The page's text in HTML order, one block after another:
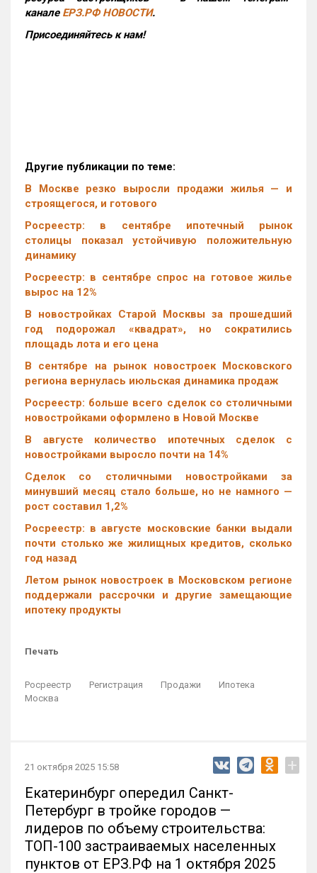
канале ЕРЗ.РФ НОВОСТИ.
Присоединяйтесь к нам!
Другие публикации по теме:
В Москве резко выросли продажи жилья — и
строящегося, и готового
Росреестр: в сентябре ипотечный рынок
столицы показал устойчивую положительную
динамику
Росреестр: в сентябре спрос на готовое жилье
вырос на 12%
В новостройках Старой Москвы за прошедший
год подорожал «квадрат», но сократились
площадь лота и его цена
В сентябре на рынок новостроек Московского
региона вернулась июльская динамика продаж
Росреестр: больше всего сделок со столичными
новостройками оформлено в Новой Москве
В августе количество ипотечных сделок с
новостройками выросло почти на 14%
Cделок со столичными новостройками за
минувший месяц стало больше, но не намного —
рост составил 1,2%
Росреестр: в августе московские банки выдали
почти столько же жилищных кредитов, сколько
год назад
Летом рынок новостроек в Московском регионе
поддержали рассрочки и другие замещающие
ипотеку продукты
Печать
Росреестр Регистрация Продажи
Ипотека
Москва
21 октября 2025 15:58 +
Екатеринбург опередил Санкт-
Петербург в тройке городов —
лидеров по объему строительства:
ТОП-100 застраиваемых населенных
пунктов от ЕРЗ.РФ на 1 октября 2025